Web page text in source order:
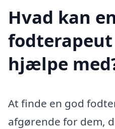
Hvad kan
hjælpe
At finde en god
afgørende for dem,